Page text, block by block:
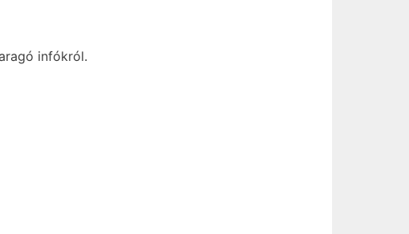
infókról.